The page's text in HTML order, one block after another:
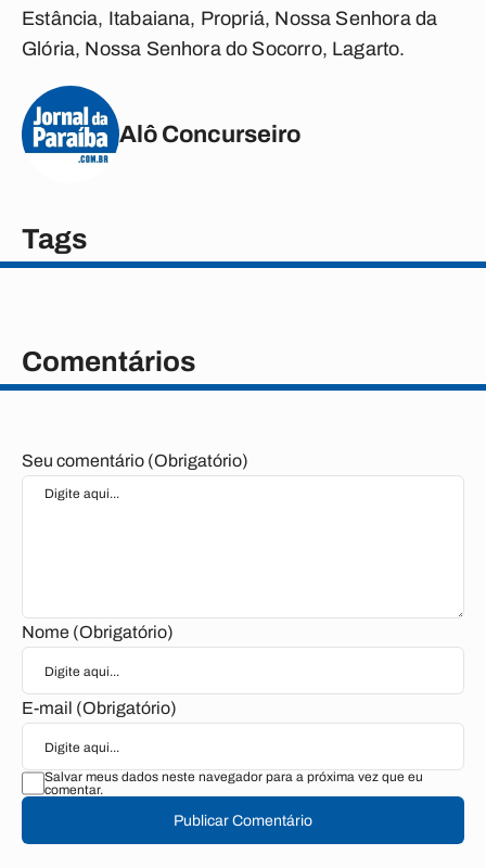
Estância, Itabaiana, Propriá, Nossa Senhora da
Glória, Nossa Senhora do Socorro, Lagarto.
Alô Concurseiro
Tags
Comentários
Seu comentário (Obrigatório)
Nome (Obrigatório)
E-mail (Obrigatório)
Salvar meus dados neste navegador para a próxima vez que eu
comentar.
Publicar Comentário